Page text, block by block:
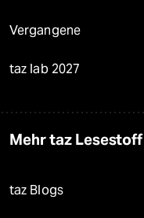
Vergangene
taz lab 2027
Mehr taz Lesestoff
taz Blogs